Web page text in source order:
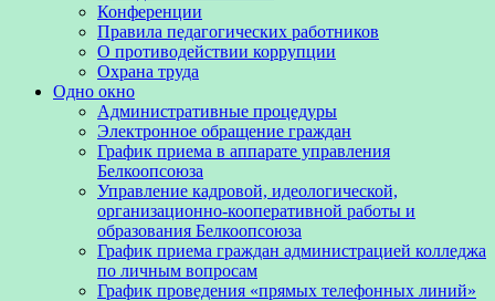
Конференции
Правила педагогических работников
О противодействии коррупции
Охрана труда
Одно окно
Административные процедуры
Электронное обращение граждан
График приема в аппарате управления
Белкоопсоюза
Управление кадровой, идеологической,
организационно-кооперативной работы и
образования Белкоопсоюза
График приема граждан администрацией колледжа
по личным вопросам
График проведения «прямых телефонных линий»